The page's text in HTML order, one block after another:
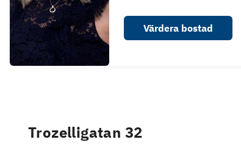
Värdera bostad
Trozelligatan 32